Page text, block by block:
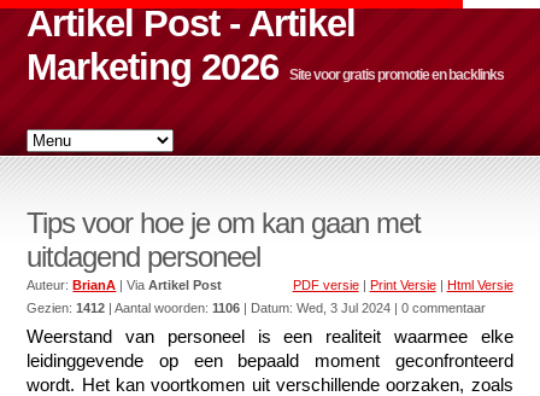
Artikel Post - Artikel
Marketing 2026
Site voor gratis promotie en backlinks
Tips voor hoe je om kan gaan met
uitdagend personeel
PDF versie| Print Versie| Html Versie
Auteur:BrianA | ViaArtikel Post
Gezien:1412 | Aantal woorden:1106 | Datum:Wed, 3 Jul 2024 | 0 commentaar
Weerstand van personeel is een realiteit waarmee elke
leidinggevende op een bepaald moment geconfronteerd
wordt. Het kan voortkomen uit verschillende oorzaken, zoals